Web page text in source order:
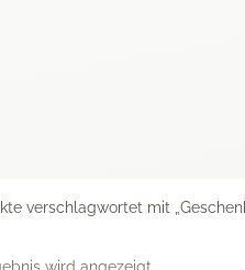
verschlagwortet mit